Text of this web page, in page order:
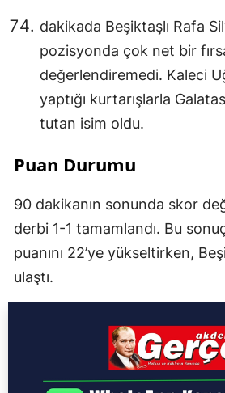
dakikada Beşiktaşlı Rafa
pozisyonda çok net bir
değerlendiremedi. Kaleci
yaptığı kurtarışlarla
tutan isim oldu.
Puan Durumu
90 dakikanın sonunda skor
derbi 1-1 tamamlandı. Bu
puanını 22’ye yükseltirken,
ulaştı.